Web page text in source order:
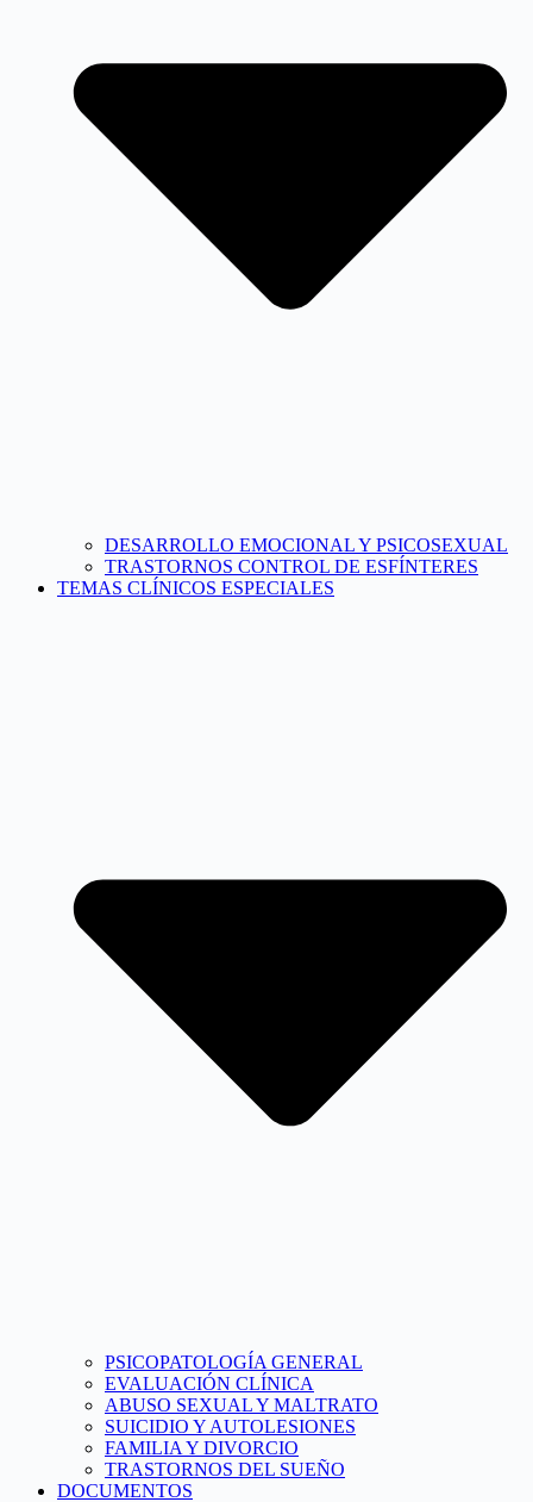
DESARROLLO EMOCIONAL Y PSICOSEXUAL
TRASTORNOS CONTROL DE ESFÍNTERES
TEMAS CLÍNICOS ESPECIALES
PSICOPATOLOGÍA GENERAL
EVALUACIÓN CLÍNICA
ABUSO SEXUAL Y MALTRATO
SUICIDIO Y AUTOLESIONES
FAMILIA Y DIVORCIO
TRASTORNOS DEL SUEÑO
DOCUMENTOS